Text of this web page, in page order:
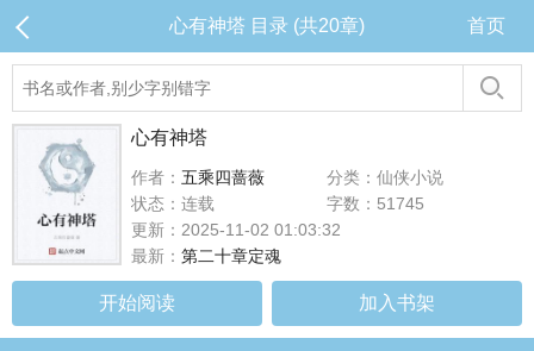
心有神塔 目录 (共20章) 首页
心有神塔
作者： 五乘四蔷薇
分类：仙侠小说
状态：连载
字数：51745
更新：2025-11-02 01:03:32
最新： 第二十章定魂
开始阅读 加入书架